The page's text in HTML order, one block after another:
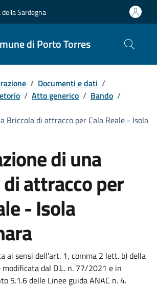
Sardegna
di Porto Torres
/ Documenti e dati /
/ Atto generico / Bando /
Briccola di attracco per Cala Reale - Isola
di una
attracco per
- Isola
ai sensi dell'art. 1, comma 2 lett. b) della
dal D.L. n. 77/2021 e in
5.1.6 delle Linee guida ANAC n. 4.